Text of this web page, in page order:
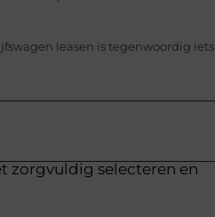
leasen is tegenwoordig iets
zorgvuldig selecteren en